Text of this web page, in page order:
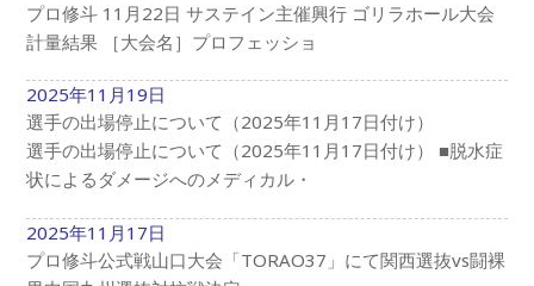
­プロ修斗 11月22日 サステイン主催興行 ゴリラホール大会
計量結果 ［大会名］プロフェッショ
2025年11月19日
選手の出場停止について（2025年11月17日付け）
選手の出場停止について（2025年11月17日付け） ■脱水症
状によるダメージへのメディカル・
2025年11月17日
プロ修斗公式戦山口大会「TORAO37」にて関西選抜vs闘裸